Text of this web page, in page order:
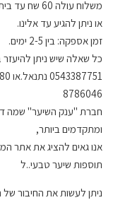
משלוח עולה 60 שח עד בית הלקוח/ה
או ניתן להגיע עד אלינו.
זמן אספקה: בין 2-5 ימים.
כל שאלה שיש ניתן להיעזר
8786046
חברת "ענק השיער" שמה
ומתקדמים ביותר,
אנו גאים להציג את אתר
תוספות שיער טבעי..ל
ניתן לעשות את החיבור